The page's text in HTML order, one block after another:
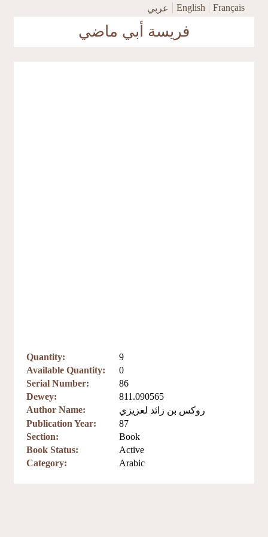
عربي English Français
فريسة أبي ماضي
Quantity:
9
Available Quantity:
0
Serial Number:
86
Dewey:
811.090565
Author Name:
روكس بن زائد لعزيزي
Publication Year:
87
Section:
Book
Book Status:
Active
Category:
Arabic